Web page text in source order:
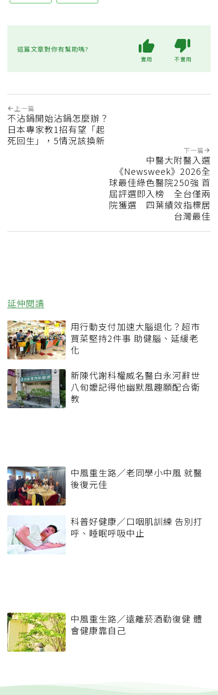
這篇文章對你有幫助嗎?
實用 不實用
上一篇
不沾鍋開始沾鍋怎麼辦？
日本專家教1招有望「起
死回生」，5情況該換新
下一篇
中醫大附醫入選
《Newsweek》2026全
球最佳綠色醫院250強 首
屆評選即入榜 全台僅兩
院獲選 四葉績效指標居
台灣最佳
延伸閱讀
用行動支付加速大腦退化？超市
買菜堅持2件事 助健腦、延緩老
化
新陳代謝科權威名醫白永河辭世
八旬嬤記得他幽默風趣願配合衛
教
中風重生路／老同學小中風 就醫
後復元佳
科普好健康／口咽肌訓練 告別打
呼、睡眠呼吸中止
中風重生路／遠離菸酒勤復健 體
會健康靠自己